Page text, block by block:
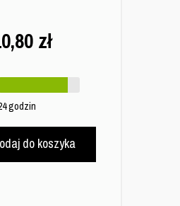
zł
godzin
do koszyka